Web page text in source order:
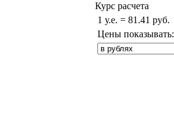
Курс расчета
1 у.е. = 81.41 руб.
Цены показывать: